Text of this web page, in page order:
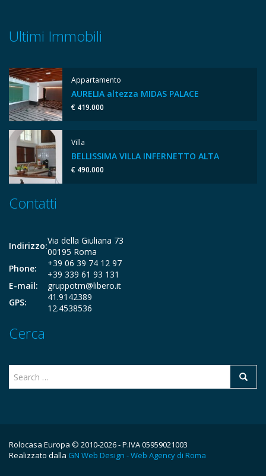
Ultimi Immobili
Appartamento
AURELIA altezza MIDAS PALACE
€ 419.000
Villa
BELLISSIMA VILLA INFERNETTO ALTA
€ 490.000
Contatti
Indirizzo:Via della Giuliana 73
00195 Roma
Phone:
+39 06 39 74 12 97
+39 339 61 93 131
E-mail:
gruppotm@libero.it
GPS:
41.9142389
12.4538536
Cerca
Rolocasa Europa © 2010-2026 - P.IVA 05959021003
Realizzato dalla GN Web Design - Web Agency di Roma